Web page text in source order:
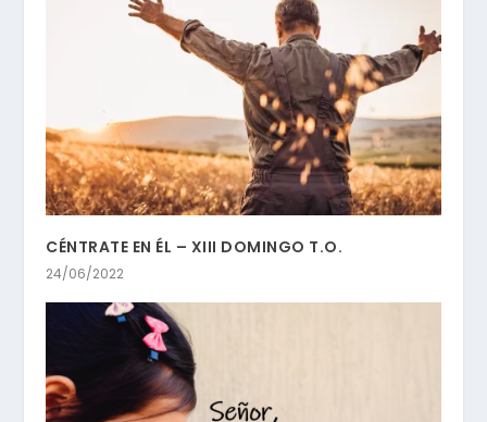
CÉNTRATE EN ÉL – XIII DOMINGO T.O.
24/06/2022